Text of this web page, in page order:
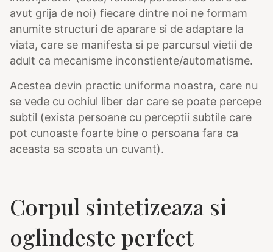
avut grija de noi) fiecare dintre noi ne formam
anumite structuri de aparare si de adaptare la
viata, care se manifesta si pe parcursul vietii de
adult ca mecanisme inconstiente/automatisme.
Acestea devin practic uniforma noastra, care nu
se vede cu ochiul liber dar care se poate percepe
subtil (exista persoane cu perceptii subtile care
pot cunoaste foarte bine o persoana fara ca
aceasta sa scoata un cuvant).
Corpul sintetizeaza si
oglindeste perfect